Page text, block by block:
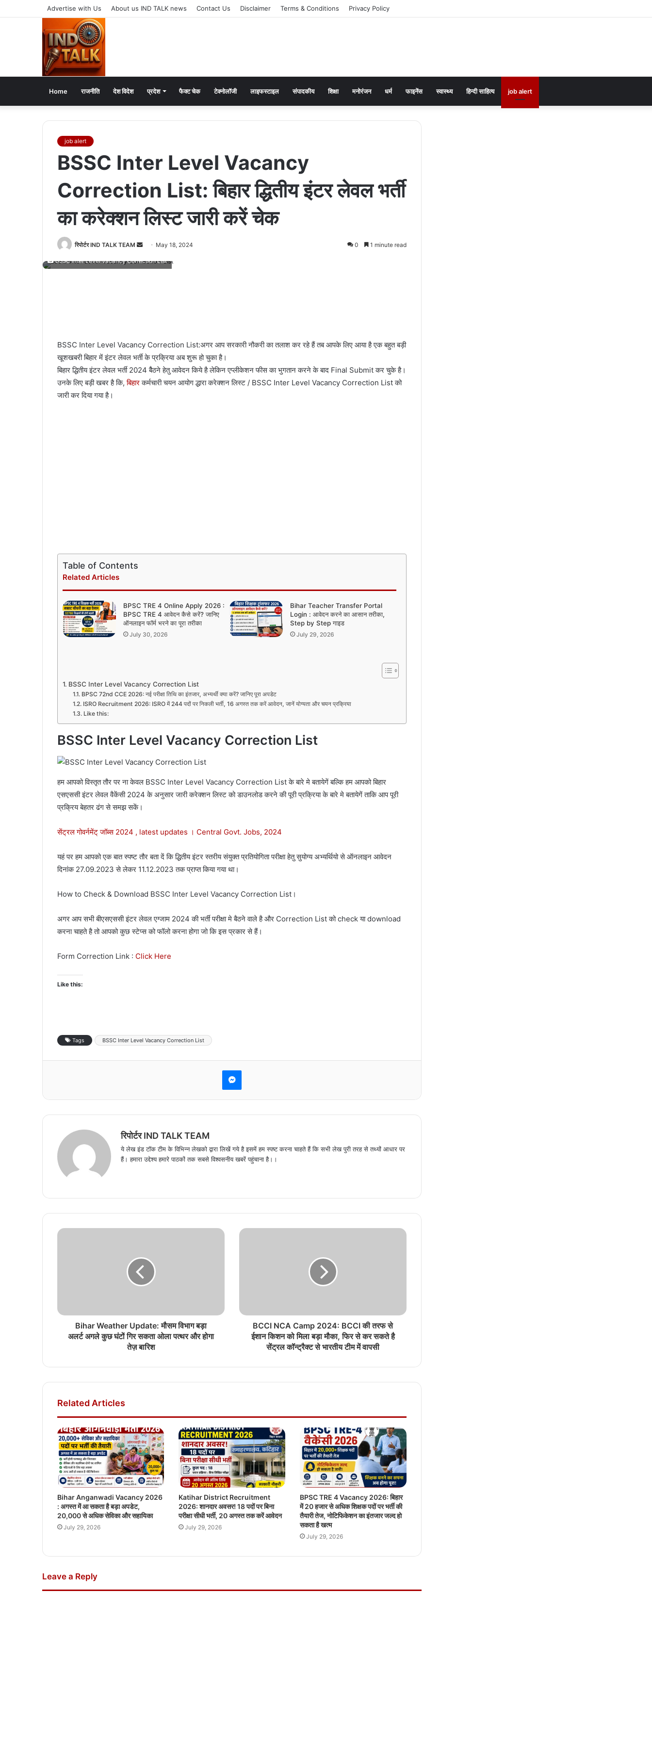
Advertise with Us About us IND TALK news Contact Us Disclaimer Terms & Conditions Privacy Policy
Home राजनीति देश विदेश प्रदेश फैक्ट चेक टेक्नोलॉजी लाइफस्टाइल संपादकीय शिक्षा मनोरंजन धर्म फाइनेंस स्वास्थ्य हिन्दी साहित्य job alert
job alert
BSSC Inter Level Vacancy
Correction List: बिहार द्धितीय इंटर लेवल भर्ती
का करेक्शन लिस्ट जारी करें चेक
रिपोर्टर IND TALK TEAM
Send
email
May 18, 2024 0 1 minute read
BSSC Inter Level Vacancy Correction List
BSSC Inter Level Vacancy Correction List:अगर आप सरकारी नौकरी का तलाश कर रहे हैं तब आपके लिए आया है एक बहुत बड़ी
खूशखबरी बिहार में इंटर लेवल भर्ती के प्रक्रिया अब शुरू हो चुका है।
बिहार द्धितीय इंटर लेवल भर्ती 2024 बैैठने हेतु आवेदन किये है लेकिन एप्लीकेशन फीस का भुगतान करने के बाद Final Submit कर चुके है।
उनके लिए बड़ी खबर है कि,बिहारकर्मचारी चयन आयोग द्धारा करेक्शन लिस्ट / BSSC Inter Level Vacancy Correction List को
जारी कर दिया गया है।
Table of Contents
Related Articles
BPSC TRE 4 Online Apply 2026 :
BPSC TRE 4 आवेदन कैसे करें? जानिए
ऑनलाइन फॉर्म भरने का पूरा तरीका
July 30, 2026
Bihar Teacher Transfer Portal
Login : आवेदन करने का आसान तरीका,
Step by Step गाइड
July 29, 2026
BSSC Inter Level Vacancy Correction List
BPSC 72nd CCE 2026: नई परीक्षा तिथि का इंतजार, अभ्यर्थी क्या करें? जानिए पूरा अपडेट
ISRO Recruitment 2026: ISRO में 244 पदों पर निकली भर्ती, 16 अगस्त तक करें आवेदन, जानें योग्यता और चयन प्रक्रिया
Like this:
BSSC Inter Level Vacancy Correction List
हम आपको विस्तृत तौर पर ना केवल BSSC Inter Level Vacancy Correction List के बारे मे बतायेगें बल्कि हम आपको बिहार
एसएससी इंटर लेवल वैकेंसी 2024 के अनुसार जारी करेक्शन लिस्ट को डाउनलोड करने की पूरी प्रक्रिया के बारे मे बतायेगें ताकि आप पूरी
प्रक्रिय बेहतर ढंग से समझ सकें।
सेंट्रल गोवर्नमेंट् जॉब्स 2024 , latest updates । Central Govt. Jobs, 2024
यहं पर हम आपको एक बात स्पष्ट तौर बता दें कि द्धितीय इंटर स्तरीय संयुक्त प्रतियोगिता परीक्षा हेतु सुयोग्य अभ्यर्थियो से ऑनलाइन आवेदन
दिनांक 27.09.2023 से लेकर 11.12.2023 तक प्राप्त किया गया था।
How to Check & Download BSSC Inter Level Vacancy Correction List।
अगर आप सभी बीएसएससी इंटर लेवल एग्जाम 2024 की भर्ती परीक्षा मे बैठने वाले है और Correction List को check या download
करना चाहते है तो आपको कुछ स्टेप्स को फॉलो करना होगा जो कि इस प्रकार से हैं।
Form Correction Link : Click Here
Like this:
Tags BSSC Inter Level Vacancy Correction List
Messenger
रिपोर्टर IND TALK TEAM
ये लेख इंड टॉक टीम के विभिन्न लेखको द्वारा लिखें गये है इसमें हम स्पष्ट करना चाहते हैं कि सभी लेख पुरी तरह से तथ्यों आधार पर
हैं। हमारा उद्देश्य हमारे पाठकों तक सबसे विश्वसनीय खबरें पहुंचाना है।।
Bihar Weather Update: मौसम विभाग बड़ा
अलर्ट अगले कुछ घंटों गिर सकता ओला पत्थर और होगा
तेज़ बारिश
BCCI NCA Camp 2024: BCCI की तरफ से
ईशान किशन को मिला बड़ा मौका, फिर से कर सकते है
सेंट्रल कॉन्ट्रैक्ट से भारतीय टीम में वापसी
Related Articles
Bihar Anganwadi Vacancy 2026
: अगस्त में आ सकता है बड़ा अपडेट,
20,000 से अधिक सेविका और सहायिका
July 29, 2026
Katihar District Recruitment
2026: शानदार अवसर! 18 पदों पर बिना
परीक्षा सीधी भर्ती, 20 अगस्त तक करें आवेदन
July 29, 2026
BPSC TRE 4 Vacancy 2026: बिहार
में 20 हजार से अधिक शिक्षक पदों पर भर्ती की
तैयारी तेज, नोटिफिकेशन का इंतजार जल्द हो
सकता है खत्म
July 29, 2026
Leave a Reply